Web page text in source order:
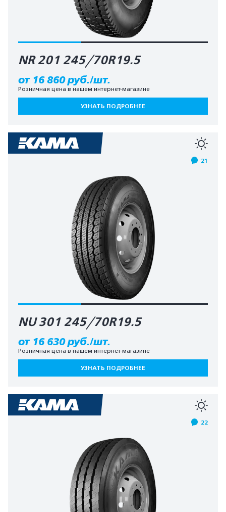
NR 201 245/70R19.5
от 16 860 руб./шт.
Розничная цена в нашем интернет-магазине
УЗНАТЬ ПОДРОБНЕЕ
21
NU 301 245/70R19.5
от 16 630 руб./шт.
Розничная цена в нашем интернет-магазине
УЗНАТЬ ПОДРОБНЕЕ
22